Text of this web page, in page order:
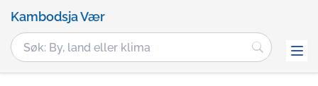
Kambodsja Vær